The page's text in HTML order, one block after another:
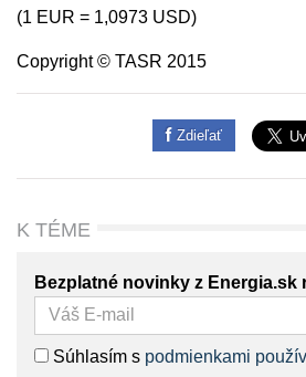
(1 EUR = 1,0973 USD)
Copyright © TASR 2015
Zdieľať
K TÉME
Bezplatné novinky z Energia.sk
Súhlasím s podmienkami